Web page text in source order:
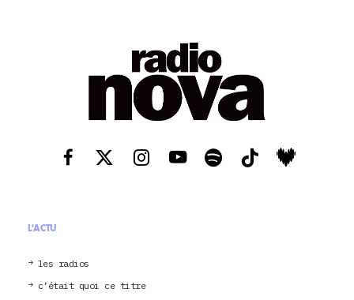
L'ACTU
les radios
c’était quoi ce titre